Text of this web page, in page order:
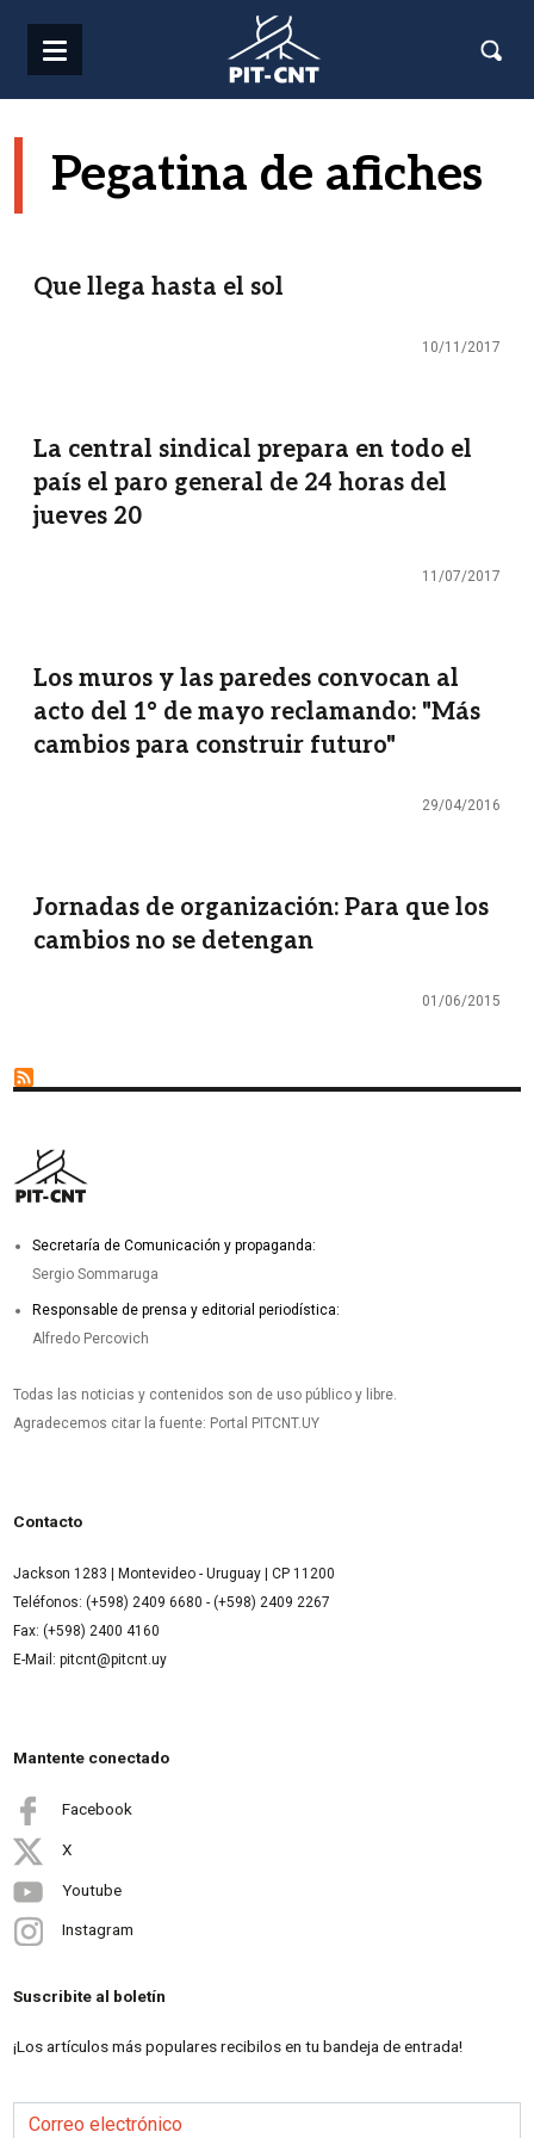
Pegatina de afiches
Que llega hasta el sol
10/11/2017
La central sindical prepara en todo el
país el paro general de 24 horas del
jueves 20
11/07/2017
Los muros y las paredes convocan al
acto del 1° de mayo reclamando: "Más
cambios para construir futuro"
29/04/2016
Jornadas de organización: Para que los
cambios no se detengan
01/06/2015
Secretaría de Comunicación y propaganda:
Sergio Sommaruga
Responsable de prensa y editorial periodística:
Alfredo Percovich
Todas las noticias y contenidos son de uso público y libre.
Agradecemos citar la fuente: Portal PITCNT.UY
Contacto
Jackson 1283 | Montevideo - Uruguay | CP 11200
Teléfonos: (+598) 2409 6680 - (+598) 2409 2267
Fax: (+598) 2400 4160
E-Mail: pitcnt@pitcnt.uy
Mantente conectado
Facebook
X
Youtube
Instagram
Suscribite al boletín
¡Los artículos más populares recibilos en tu bandeja de entrada!
Correo electrónico